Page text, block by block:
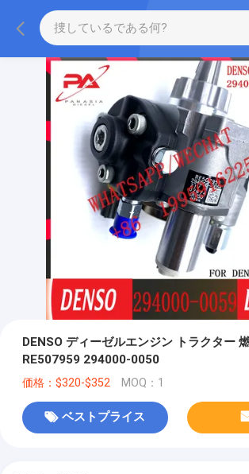
DENSO ディーゼルエンジン トラクター
RE507959 294000-0050
価格：$320-$352 MOQ：1
ベストプライス